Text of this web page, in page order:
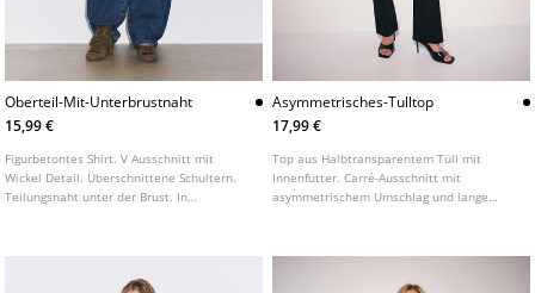
Oberteil-Mit-Unterbrustnaht
15,99 €
Figurbetontes Shirt. V Ausschnitt mit
Wickel Detail. Überschnittene Schultern.
Teilungsnaht unter der Brust. In
Asymmetrisches-Tulltop
17,99 €
Top aus Halbtransparentem Tüll mit
Innenfutter. Carré-Ausschnitt mit
asymmetrischem Umschlag und lange
Farben erhältlich.